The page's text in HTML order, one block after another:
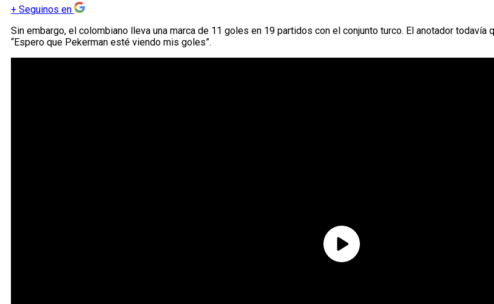
+ Seguinos en
Sin embargo, el colombiano lleva una marca de 11 goles en 19 partidos con el conjunto turco. El anotador todavía
“Espero que Pekerman esté viendo mis goles”.